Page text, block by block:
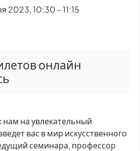
2023, 10:30 - 11:15
онлайн
на увлекательный
вас в мир искусственного
семинара, профессор